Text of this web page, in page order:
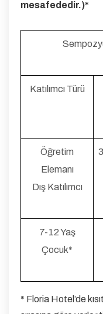
mesafededir.)*
Katılımcı Türü
Öğretim
Elemanı
Dış Katılımcı
7-12 Yaş
Çocuk*
* Floria Hotel’de